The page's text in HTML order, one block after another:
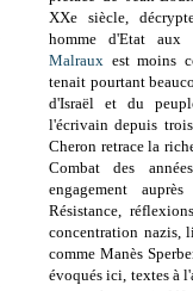
XXe siècle,
homme d'Etat aux
Malraux est moins
tenait pourtant
d'Israël et du
l'écrivain depuis
Cheron retrace la
Combat des
engagement
Résistance,
concentration nazis,
comme Manès
évoqués ici, textes à